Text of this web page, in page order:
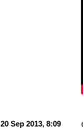
20 Sep 2013, 8:09